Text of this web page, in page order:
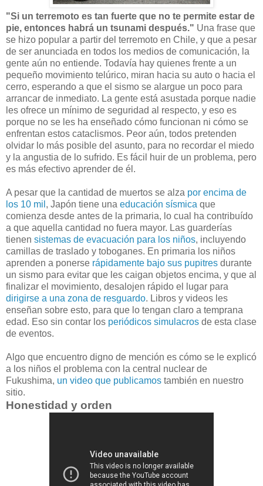
"Si un terremoto es tan fuerte que no te permite estar de
pie, entonces habrá un tsunami después." Una frase que
se hizo popular a partir del terremoto en Chile, y que a pesar
de ser anunciada en todos los medios de comunicación, la
gente aún no entiende. Todavía hay quienes frente a un
pequeño movimiento telúrico, miran hacia su auto o hacia el
cerro, esperando a que el sismo se alargue un poco para
arrancar de inmediato. La gente está asustada porque nadie
les ofrece un mínimo de seguridad al respecto, y eso es
porque no se les ha enseñado cómo funcionan ni cómo se
enfrentan estos cataclismos. Peor aún, todos pretenden
olvidar lo más posible del asunto, para no recordar el miedo
y la angustia de lo sufrido. Es fácil huir de un problema, pero
es más efectivo aprender de él.
A pesar que la cantidad de muertos se alza por encima de
los 10 mil , Japón tiene una educación sísmica que
comienza desde antes de la primaria, lo cual ha contribuído
a que aquella cantidad no fuera mayor. Las guarderías
tienen sistemas de evacuación para los niños, incluyendo
camillas de traslado y toboganes. En primaria los niños
aprenden a ponerse rápidamente bajo sus pupitres durante
un sismo para evitar que les caigan objetos encima, y que al
finalizar el movimiento, desalojen rápido el lugar para
dirigirse a una zona de resguardo. Libros y videos les
enseñan sobre esto, para que lo tengan claro a temprana
edad. Eso sin contar los periódicos simulacros de esta clase
de eventos.
Algo que encuentro digno de mención es cómo se le explicó
a los niños el problema con la central nuclear de
Fukushima, un video que publicamos también en nuestro
sitio.
Honestidad y orden